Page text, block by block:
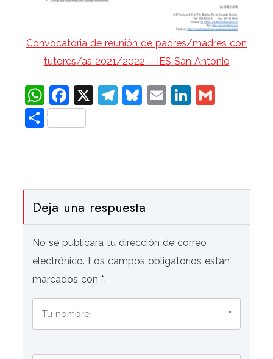
Convocatoria de reunión de padres/madres con
tutores/as 2021/2022 – IES San Antonio
WhatsApp
Facebook
X Telegram
Bluesky
EmailLinkedIn
Compartir
Deja una respuesta
No se publicará tu dirección de correo
electrónico. Los campos obligatorios están
marcados con *.
*